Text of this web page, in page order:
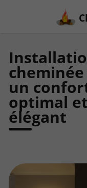
un
optimal
élégant